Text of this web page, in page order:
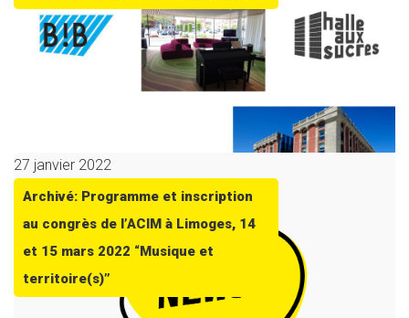
27 janvier 2022
Archivé: Programme et inscription
au congrès de l’ACIM à Limoges, 14
et 15 mars 2022 “Musique et
territoire(s)”